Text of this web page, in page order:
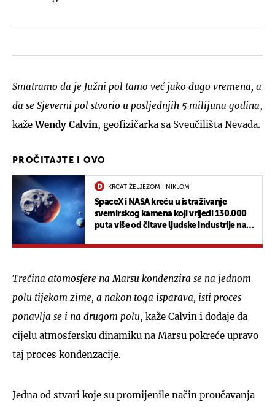
Smatramo da je Južni pol tamo već jako dugo vremena, a
da se Sjeverni pol stvorio u posljednjih 5 milijuna godina,
kažeWendy Calvin, geofizičarka sa Sveučilišta Nevada.
PROČITAJTE I OVO
KRCAT ŽELJEZOM I NIKLOM
SpaceX i NASA kreću u istraživanje
svemirskog kamena koji vrijedi 130.000
puta više od čitave ljudske industrije na
Trećina atomosfere na Marsu kondenzira se na jednom
polu tijekom zime, a nakon toga isparava, isti proces
ponavlja se i na drugom polu, kaže Calvin i dodaje da
cijelu atmosfersku dinamiku na Marsu pokreće upravo
taj proces kondenzacije.
Jedna od stvari koje su promijenile način proučavanja